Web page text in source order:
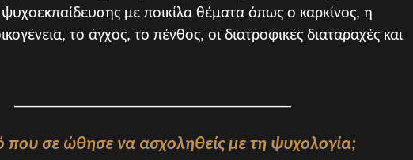
ψυχοεκπαίδευσης με ποικίλα θέματα όπως ο καρκίνος, η
το άγχος, το πένθος, οι διατροφικές διαταραχές και
που σε ώθησε να ασχοληθείς με τη ψυχολογία;